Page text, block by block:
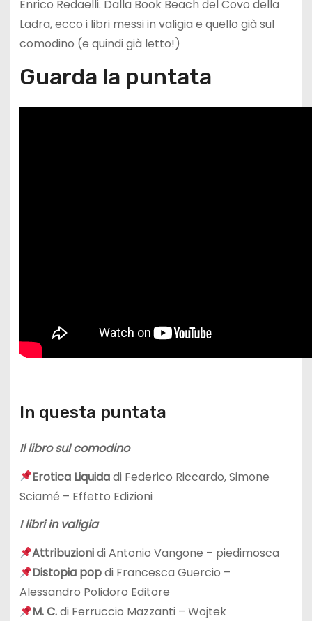
Enrico Redaelli. Dalla Book Beach del Covo della
Ladra, ecco i libri messi in valigia e quello già sul
comodino (e quindi già letto!)
Guarda la puntata
In questa puntata
Il libro sul comodino
Erotica Liquidadi Federico Riccardo, Simone
Sciamé – Effetto Edizioni
I libri in valigia
Attribuzionidi Antonio Vangone – piedimosca
Distopia popdi Francesca Guercio –
Alessandro Polidoro Editore
M. C.di Ferruccio Mazzanti – Wojtek